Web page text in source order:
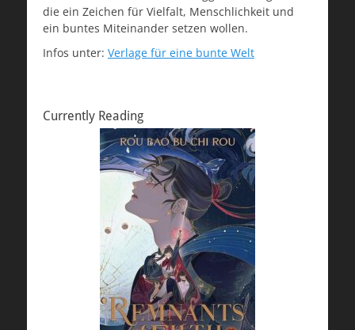
die ein Zeichen für Vielfalt, Menschlichkeit und
ein buntes Miteinander setzen wollen.
Infos unter: Verlage für eine bunte Welt
Currently Reading